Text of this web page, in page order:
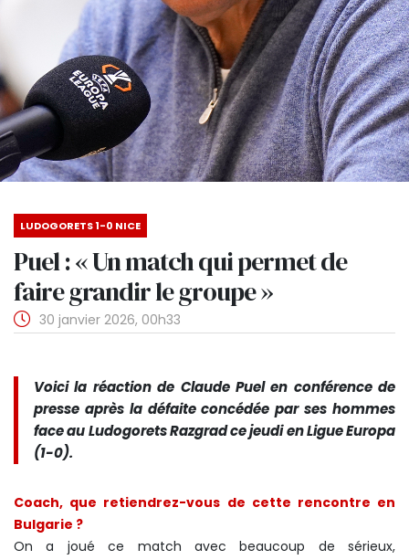
LUDOGORETS 1-0 NICE
Puel : « Un match qui permet de
faire grandir le groupe »
30 janvier 2026, 00h33
Voici la réaction de Claude Puel en conférence de
presse après la défaite concédée par ses hommes
face au Ludogorets Razgrad ce jeudi en Ligue Europa
(1-0).
Coach, que retiendrez-vous de cette rencontre en
Bulgarie ?
On a joué ce match avec beaucoup de sérieux,